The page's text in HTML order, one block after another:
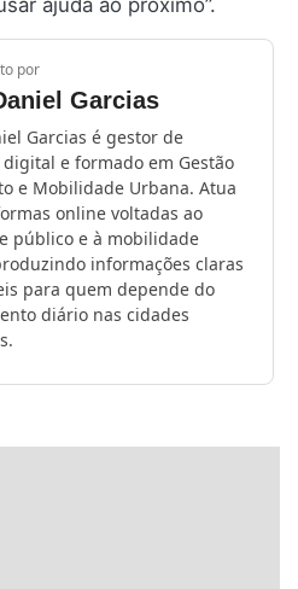
ajuda ao próximo”.
por
Garcias
Garcias é gestor de
e formado em Gestão
e Mobilidade Urbana. Atua
online voltadas ao
público e à mobilidade
informações claras
para quem depende do
diário nas cidades